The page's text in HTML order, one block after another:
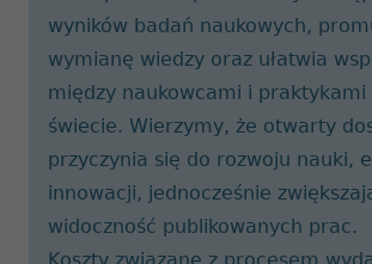
wyników badań naukowych,
wymianę wiedzy oraz ułatwia
między naukowcami i praktykami
świecie. Wierzymy, że otwarty
przyczynia się do rozwoju nauki,
innowacji, jednocześnie
widoczność publikowanych prac.